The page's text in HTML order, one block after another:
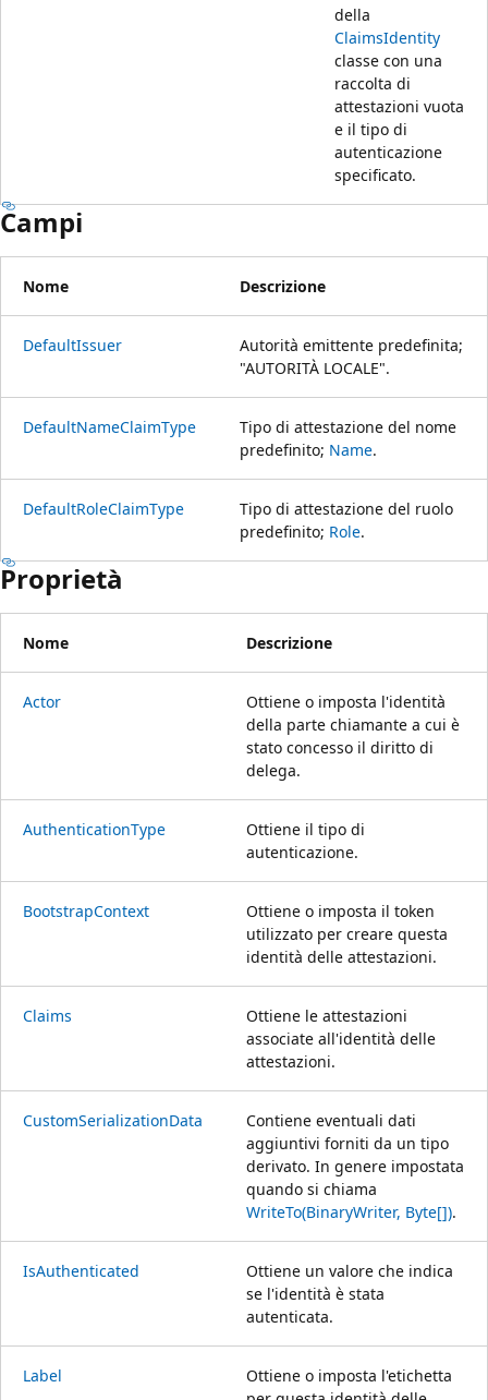
della
ClaimsIdentity
classe con una
raccolta di
attestazioni vuota
e il tipo di
autenticazione
specificato.
Campi
Nome Descrizione
DefaultIssuer
Autorità emittente predefinita;
"AUTORITÀ LOCALE".
DefaultNameClaimType
Tipo di attestazione del nome
predefinito; Name.
DefaultRoleClaimType
Tipo di attestazione del ruolo
predefinito; Role.
Proprietà
Nome Descrizione
Actor
Ottiene o imposta l'identità
della parte chiamante a cui è
stato concesso il diritto di
delega.
AuthenticationType
Ottiene il tipo di
autenticazione.
BootstrapContext
Ottiene o imposta il token
utilizzato per creare questa
identità delle attestazioni.
Claims
Ottiene le attestazioni
associate all'identità delle
attestazioni.
CustomSerializationData
Contiene eventuali dati
aggiuntivi forniti da un tipo
derivato. In genere impostata
quando si chiama
WriteTo(BinaryWriter, Byte[]).
IsAuthenticated
Ottiene un valore che indica
se l'identità è stata
autenticata.
Label
Ottiene o imposta l'etichetta